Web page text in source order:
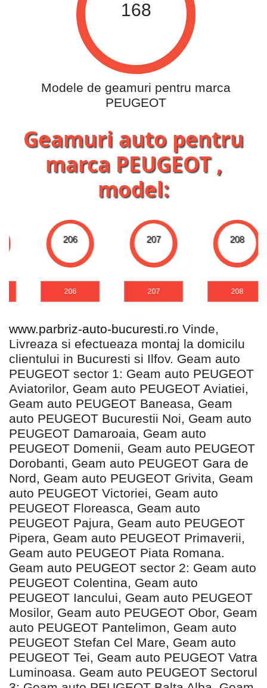
168
Modele de geamuri pentru marca
PEUGEOT
Geamuri auto pentru
marca PEUGEOT ,
model:
206 207 208
www.parbriz-auto-bucuresti.ro Vinde,
Livreaza si efectueaza montaj la domicilu
clientului in Bucuresti si Ilfov. Geam auto
PEUGEOT sector 1: Geam auto PEUGEOT
Aviatorilor, Geam auto PEUGEOT Aviatiei,
Geam auto PEUGEOT Baneasa, Geam
auto PEUGEOT Bucurestii Noi, Geam auto
PEUGEOT Damaroaia, Geam auto
PEUGEOT Domenii, Geam auto PEUGEOT
Dorobanti, Geam auto PEUGEOT Gara de
Nord, Geam auto PEUGEOT Grivita, Geam
auto PEUGEOT Victoriei, Geam auto
PEUGEOT Floreasca, Geam auto
PEUGEOT Pajura, Geam auto PEUGEOT
Pipera, Geam auto PEUGEOT Primaverii,
Geam auto PEUGEOT Piata Romana.
Geam auto PEUGEOT sector 2: Geam auto
PEUGEOT Colentina, Geam auto
PEUGEOT Iancului, Geam auto PEUGEOT
Mosilor, Geam auto PEUGEOT Obor, Geam
auto PEUGEOT Pantelimon, Geam auto
PEUGEOT Stefan Cel Mare, Geam auto
PEUGEOT Tei, Geam auto PEUGEOT Vatra
Luminoasa. Geam auto PEUGEOT Sectorul